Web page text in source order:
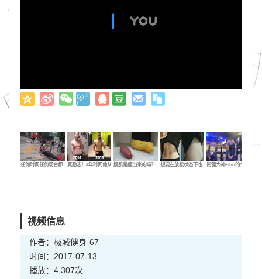
任何时间任何场合都… 真励志！4年时间他从…腹肌是瘦出来的吗？…想要在放松状态下也…街健大神Fibo的个人…
视频信息
作者：极减健身-67
时间：2017-07-13
播放：4,307次